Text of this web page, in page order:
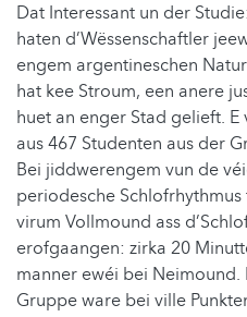
Dat Interessant un der
haten d’Wëssenschaftler
engem argentineschen
hat kee Stroum, een anere
huet an enger Stad gelieft.
aus 467 Studenten aus der
Bei jiddwerengem vun de
periodesche
virum Vollmound ass
erofgaangen: zirka 20
manner ewéi bei Neimound.
Gruppe ware bei ville